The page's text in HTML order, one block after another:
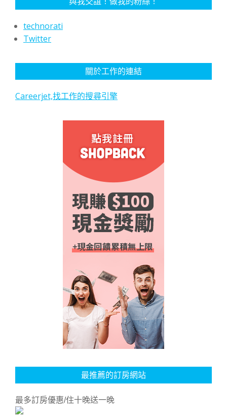
technorati
Twitter
關於工作的連結
Careerjet,找工作的搜尋引擎
最推薦的訂房網站
最多訂房優惠/住十晚送一晚